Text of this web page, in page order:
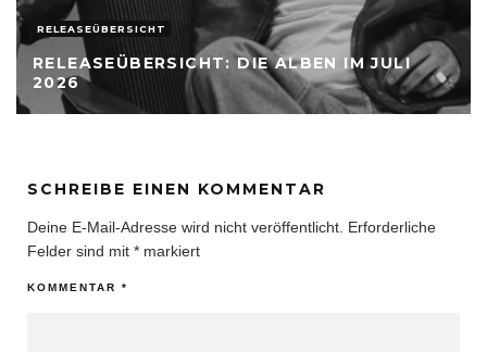
RELEASEÜBERSICHT
RELEASEÜBERSICHT: DIE ALBEN IM JULI
2026
SCHREIBE EINEN KOMMENTAR
Deine E-Mail-Adresse wird nicht veröffentlicht. Erforderliche
Felder sind mit * markiert
KOMMENTAR *